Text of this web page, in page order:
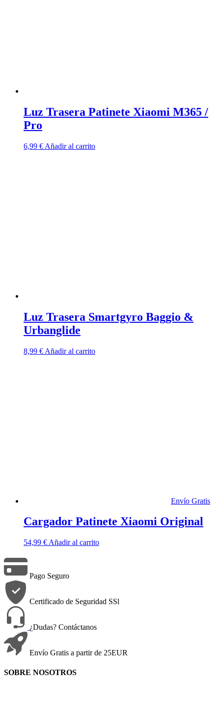
Luz Trasera Patinete Xiaomi M365 /
Pro
6,99 € Añadir al carrito
Luz Trasera Smartgyro Baggio &
Urbanglide
8,99 € Añadir al carrito
Envío Gratis
Cargador Patinete Xiaomi Original
54,99 € Añadir al carrito
Pago Seguro
Certificado de Seguridad SSl
¿Dudas? Contáctanos
Envío Gratis a partir de 25EUR
SOBRE NOSOTROS